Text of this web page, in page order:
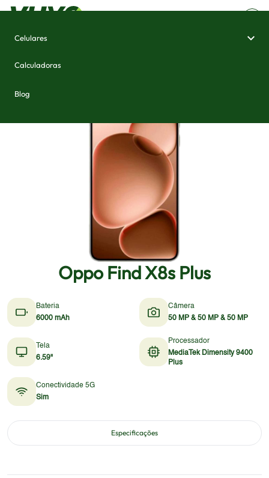
Celulares
Calculadoras
Blog
Oppo Find X8s Plus
Bateria
6000 mAh
Câmera
50 MP & 50 MP & 50 MP
Tela
6.59"
Processador
MediaTek Dimensity 9400
Plus
Conectividade 5G
Sim
Especificações